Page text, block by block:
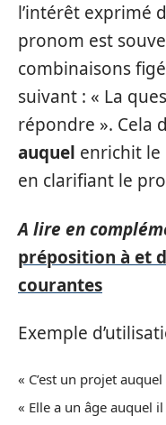
l’intérêt exprimé
pronom est
combinaisons
suivant : « La
répondre ». Cela
auquel enrichit le
en clarifiant le
A lire en
préposition à et
courantes
Exemple
« C’est un projet
« Elle a un âge auquel